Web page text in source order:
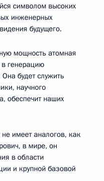
символом высоких
инженерных
будущего.
мощность атомная
генерацию
будет служить
научного
обеспечит наших
не имеет аналогов, как
в мире, он
в области
и крупной базовой